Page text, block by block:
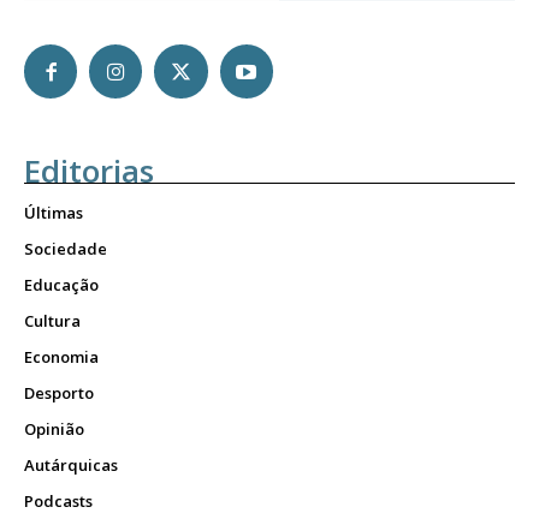
Editorias
Últimas
Sociedade
Educação
Cultura
Economia
Desporto
Opinião
Autárquicas
Podcasts